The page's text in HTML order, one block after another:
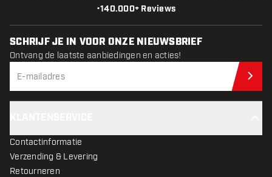
•140.000+ Reviews
SCHRIJF JE IN VOOR ONZE NIEUWSBRIEF
Ontvang de laatste aanbiedingen en acties!
Contactinformatie
Verzending & Levering
Retourneren